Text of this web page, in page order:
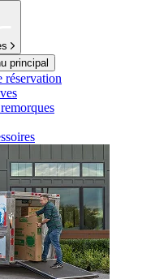
principal
réservation